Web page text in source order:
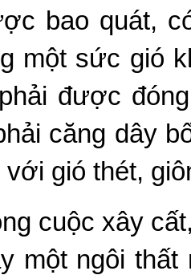
bao quát,
một sức gió
được
căng dây
gió thét,
cuộc xây
một ngôi thất